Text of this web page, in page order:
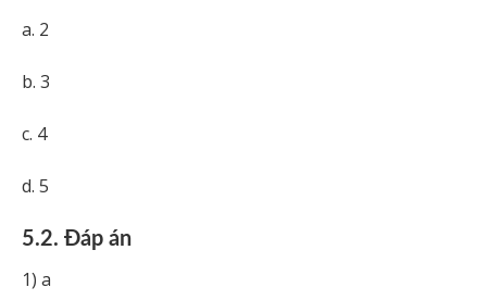
a. 2
b. 3
c. 4
d. 5
5.2. Đáp án
1) a